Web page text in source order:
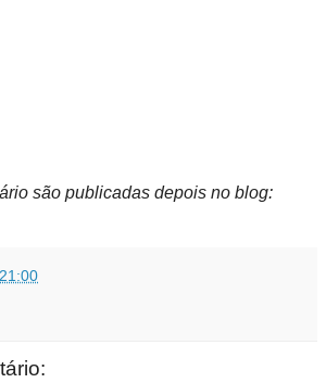
são publicadas depois no blog: